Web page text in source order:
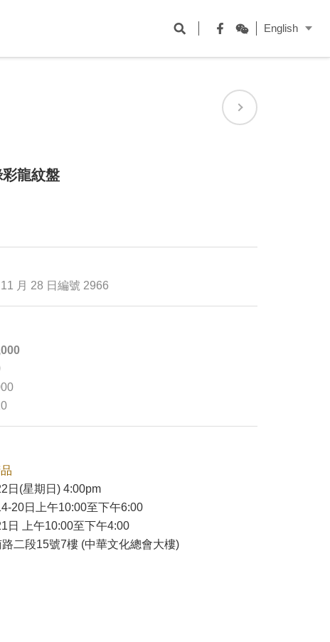
Facebook
WeChat
English
龍紋盤
月 28 日編號 2966
日(星期日) 4:00pm
20日上午10:00至下午6:00
日 上午10:00至下午4:00
二段15號7樓 (中華文化總會大樓)